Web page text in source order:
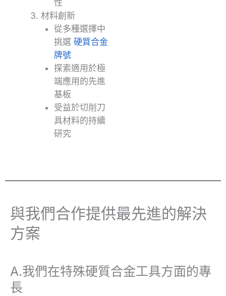
性
材料創新
從多種選擇中
挑選 硬質合金
牌號
探索適用於極
端應用的先進
基板
受益於切削刀
具材料的持續
研究
與我們合作提供最先進的解決
方案
A.我們在特殊硬質合金工具方面的專
長